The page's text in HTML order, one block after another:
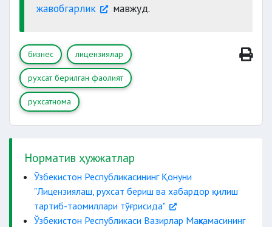
жавобгарлик
мавжуд.
бизнес лицензиялар
рухсат берилган фаолият
рухсатнома
Норматив ҳужжатлар
Ўзбекистон Республикасининг Қонуни
"Лицензиялаш, рухсат бериш ва хабардор қилиш
тартиб-таомиллари тўғрисида"
Ўзбекистон Республикаси Вазирлар Маҳкамасининг